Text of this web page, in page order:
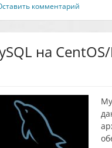
комментарий
на